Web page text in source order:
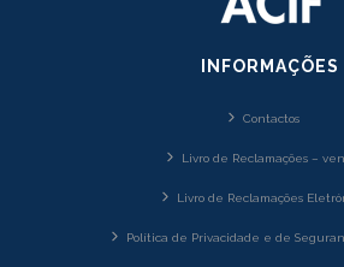
INFORMAÇÕES
Contactos
Livro de Reclamações –
Livro de Reclamações
Política de Privacidade e de